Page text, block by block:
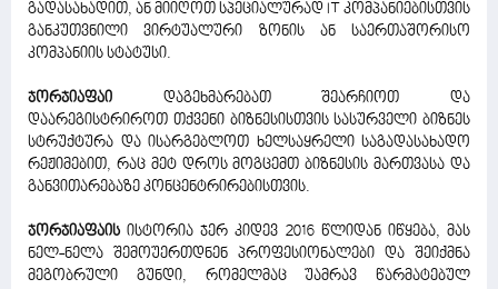
გადასახადით, ან მიიღოთ სპეციალურად IT კომპანიებისთვის
განკუთვნილი ვირტუალური ზონის ან საერთაშორისო
კომპანიის სტატუსი.
ჯორჯიაფაი დაგეხმარებათ შეარჩიოთ და
დაარეგისტრიროთ თქვენი ბიზნესისთვის სასურველი ბიზნეს
სტრუქტურა და ისარგებლოთ ხელსაყრელი საგადასახადო
რეჟიმებით, რაც მეტ დროს მოგცემთ ბიზნესის მართვასა და
განვითარებაზე კონცენტრირებისთვის.
ჯორჯიაფაის ისტორია ჯერ კიდევ 2016 წლიდან იწყება, მას
ნელ-ნელა შემოუერთდნენ პროფესიონალები და შეიქმნა
მეგობრული გუნდი, რომელმაც უამრავ წარმატებულ